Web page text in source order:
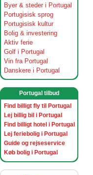
Byer & steder i Portugal
Portugisisk sprog
Portugisisk kultur
Bolig & investering
Aktiv ferie
Golf i Portugal
Vin fra Portugal
Danskere i Portugal
Portugal tilbud
Find billigt fly til Portugal
Lej billig bil i Portugal
Find billigt hotel i Portugal
Lej feriebolig i Portugal
Guide og rejseservice
Køb bolig i Portugal